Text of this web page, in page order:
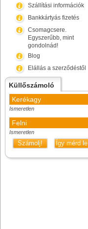
Szállítási információk
Bankkártyás fizetés
Csomagcsere.
Egyszerűbb, mint
gondolnád!
Blog
Elállás a szerződéstől
Küllőszámoló
Kerékagy
Ismeretlen
Felni
Ismeretlen
Számolj! Így mérd le